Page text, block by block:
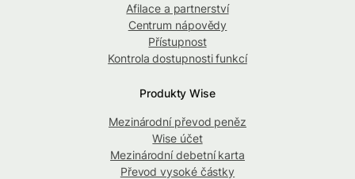
Afilace a partnerství
Centrum nápovědy
Přístupnost
Kontrola dostupnosti funkcí
Produkty Wise
Mezinárodní převod peněz
Wise účet
Mezinárodní debetní karta
Převod vysoké částky